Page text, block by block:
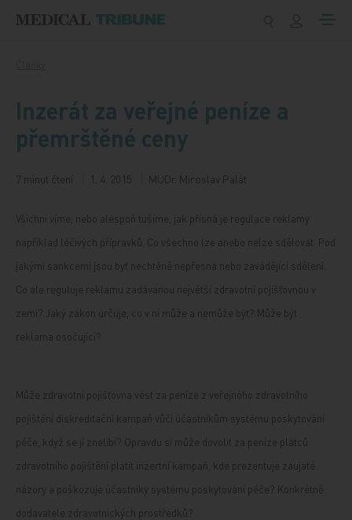
Inzerát za veřejné peníze a
přemrštěné ceny
7 minut čtení 1. 4. 2015 MUDr. Miroslav Palát
Všichni víme, nebo alespoň tušíme, jak přísná je regulace reklamy
například léčivých přípravků. Co všechno lze anebo nelze sdělovat. Pod
jakými sankcemi jsou byť nechtěně nepřesná nebo zavádějící sdělení.
Co ale reguluje reklamu zadávanou největší zdravotní pojišťovnou v
zemi? Jaký zákon určuje, co v ní může a nemůže být? Může být
reklama osočující?
Může zdravotní pojišťovna vést za peníze z veřejného zdravotního
pojištění diskreditační kampaň vůči účastníkům systému poskytování
péče, když se jí znelíbí? Opravdu si může dovolit za peníze plátců
zdravotního pojištění platit inzertní kampaň, kde prezentuje zaujaté
názory a poškozuje účastníky systému poskytování péče? Konkrétně
dodavatele zdravotnických prostředků?